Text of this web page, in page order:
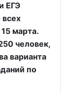
ЕГЭ
марта.
человек,
варианта
по